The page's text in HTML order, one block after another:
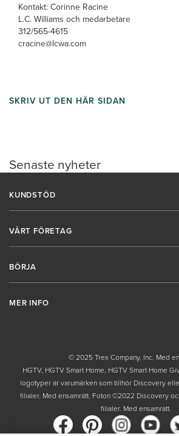
Senaste nyheter
Kontakt: Corinne Racine
L.C. Williams och medarbetare
312/565-4615
cracine@lcwa.com
SKRIV UT DEN HÄR SIDAN
KUNDSTÖD
VÅRT FÖRETAG
BÖRJA
MER INFO
© 2025 Trex Company, Inc. Med
HGTV, HGTV Smart Home, HGTV Smart Home
logotyper är varumärken som tillhör Discovery
filialer. Med ensamrätt. Foton ©2022 Discovery
filialer. Med ensamrätt.